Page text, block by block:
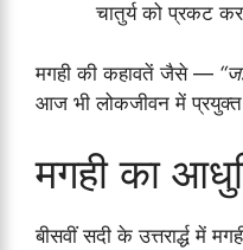
चातुर्य को प्रकट
मगही की कहावतें जैसे —
आज भी लोकजीवन में प्रयुक्त
मगही का
बीसवीं सदी के उत्तरार्द्ध में